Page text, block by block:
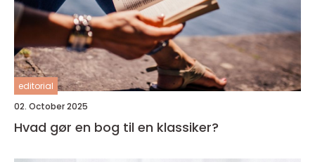
editorial
02. October 2025
Hvad gør en bog til en klassiker?